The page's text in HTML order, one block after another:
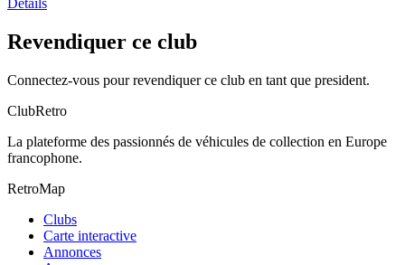
Revendiquer ce club
Connectez-vous pour revendiquer ce club en tant que president.
ClubRetro
La plateforme des passionnés de véhicules de collection en Europe
francophone.
RetroMap
Clubs
Carte interactive
Annonces